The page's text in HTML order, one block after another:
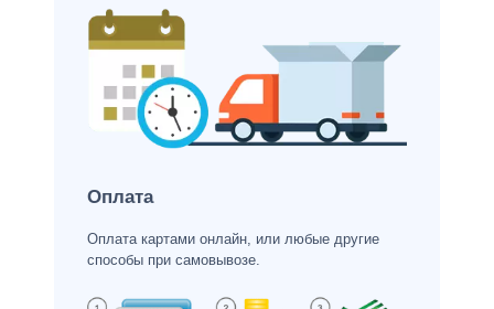
Оплата
Оплата картами онлайн, или любые другие
способы при самовывозе.